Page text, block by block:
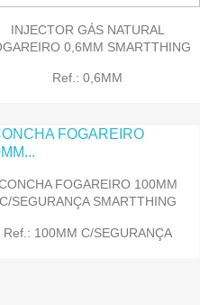
INJECTOR GÁS NATURAL
0,6MM SMARTTHING
Ref.: 0,6MM
 Quick view
FOGAREIRO 100MM
C/SEGURANÇA SMARTTHING
Ref.: 100MM C/SEGURANÇA